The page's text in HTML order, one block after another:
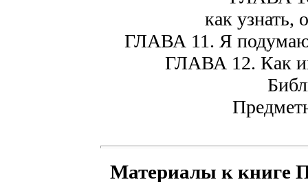
как узнать,
ГЛАВА 11. Я
ГЛАВА 12. Как
Материалы к книге